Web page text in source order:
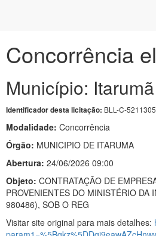
Concorrência
Município:
Identificador desta licitação: BLL-C-
Modalidade: Concorrência
Órgão: MUNICIPIO DE ITARUMA
Abertura: 24/06/2026 09:00
Objeto: CONTRATAÇÃO DE
PROVENIENTES DO MINISTÉRIO DA
980486), SOB O REG
Visitar site original para mais detalhes: